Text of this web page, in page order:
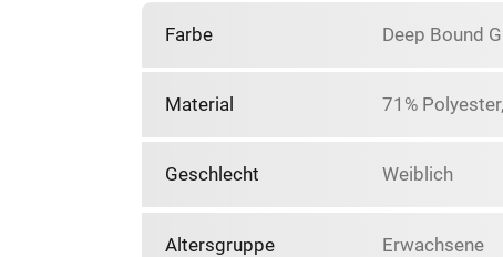
Farbe Deep Bound
Material 71%
Geschlecht Weiblich
Altersgruppe Erwachsene